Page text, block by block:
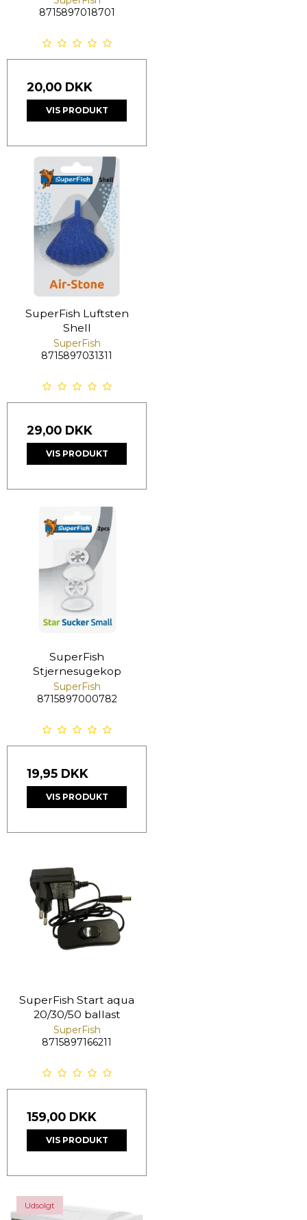
8715897018701
20,00 DKK
VIS PRODUKT
SuperFish Luftsten
Shell
SuperFish
8715897031311
29,00 DKK
VIS PRODUKT
SuperFish
Stjernesugekop
SuperFish
8715897000782
19,95 DKK
VIS PRODUKT
SuperFish Start aqua
20/30/50 ballast
SuperFish
8715897166211
159,00 DKK
VIS PRODUKT
Udsolgt